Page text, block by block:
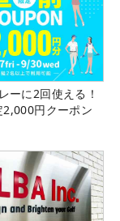
ーに2回使える！
2,000円クーポン